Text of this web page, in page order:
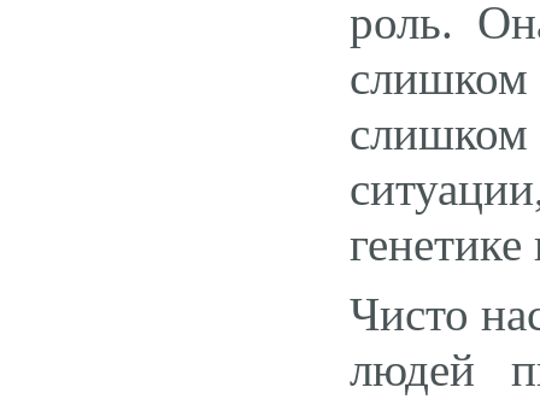
роль.
слишком
Чисто
людей